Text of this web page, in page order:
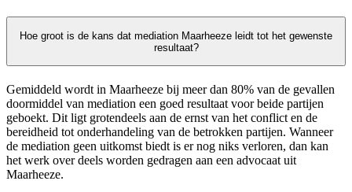
Hoe groot is de kans dat mediation Maarheeze leidt tot het gewenste
resultaat?
Gemiddeld wordt in Maarheeze bij meer dan 80% van de gevallen
doormiddel van mediation een goed resultaat voor beide partijen
geboekt. Dit ligt grotendeels aan de ernst van het conflict en de
bereidheid tot onderhandeling van de betrokken partijen. Wanneer
de mediation geen uitkomst biedt is er nog niks verloren, dan kan
het werk over deels worden gedragen aan een advocaat uit
Maarheeze.